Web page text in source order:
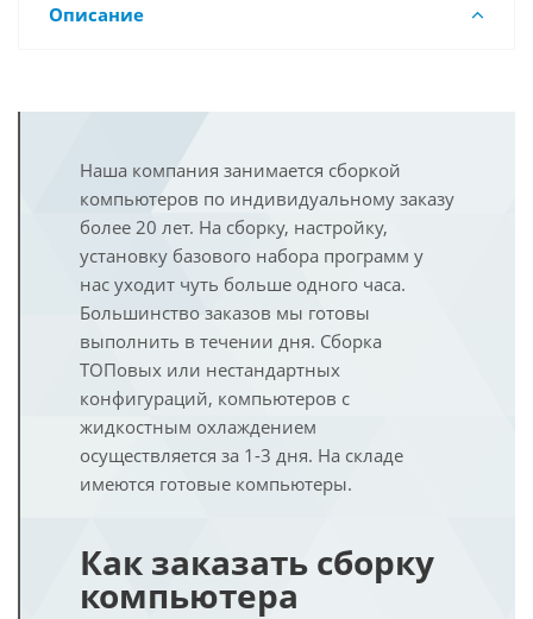
Описание
Наша компания занимается сборкой
компьютеров по индивидуальному заказу
более 20 лет. На сборку, настройку,
установку базового набора программ у
нас уходит чуть больше одного часа.
Большинство заказов мы готовы
выполнить в течении дня. Сборка
ТОПовых или нестандартных
конфигураций, компьютеров с
жидкостным охлаждением
осуществляется за 1-3 дня. На складе
имеются готовые компьютеры.
Как заказать сборку
компьютера